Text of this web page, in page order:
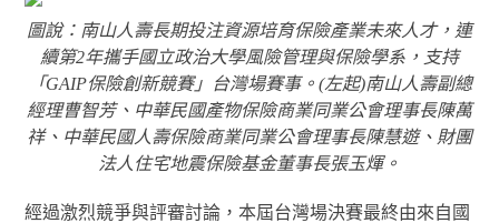
圖說：南山人壽長期投注資源培育保險產業未來人才，連
續第2年攜手國立政治大學風險管理與保險學系，支持
「GAIP保險創新競賽」台灣場賽事。(左起)南山人壽副總
經理曹智芳、中華民國產物保險商業同業公會理事長陳萬
祥、中華民國人壽保險商業同業公會理事長陳慧遊、財團
法人住宅地震保險基金董事長張玉煇。
經過激烈競爭與評審討論，本屆台灣場決賽最終由來自國